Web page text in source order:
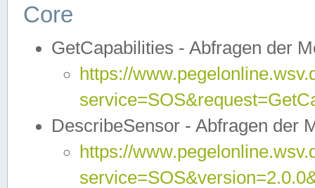
Core
GetCapabilities - Abfragen der
https://
DescribeSensor - Abfragen der
https://